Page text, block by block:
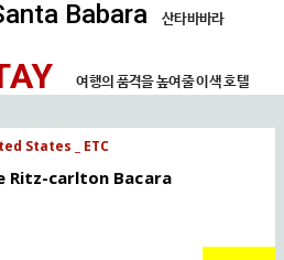
Babara 산타바바라
여행의 품격을 높여줄 이색 호텔
States _ ETC
Ritz-carlton Bacara